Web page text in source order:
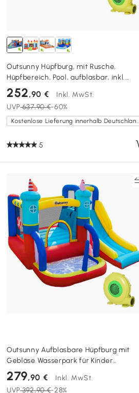
Outsunny Hüpfburg, mit Rusche,
Hüpfbereich, Pool, aufblasbar, inkl.
Elektropumpe, für bis 3 Kinder, 380 x
x 170 cm
252,90 €
Inkl. MwSt.
UVP637,90 €-60%
5
Outsunny Aufblasbare Hüpfburg mit
Gebläse Wasserpark für Kinder
aufblasbare Rutsche Indoor und
Outdoor Kletterwand Trampolin mit
279,90 €
Inkl. MwSt.
UVP392,90 €-28%